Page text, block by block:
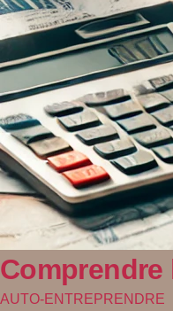
Comprendre
AUTO-ENTREPRENDRE